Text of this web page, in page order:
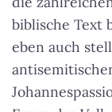
biblische Text
eben auch